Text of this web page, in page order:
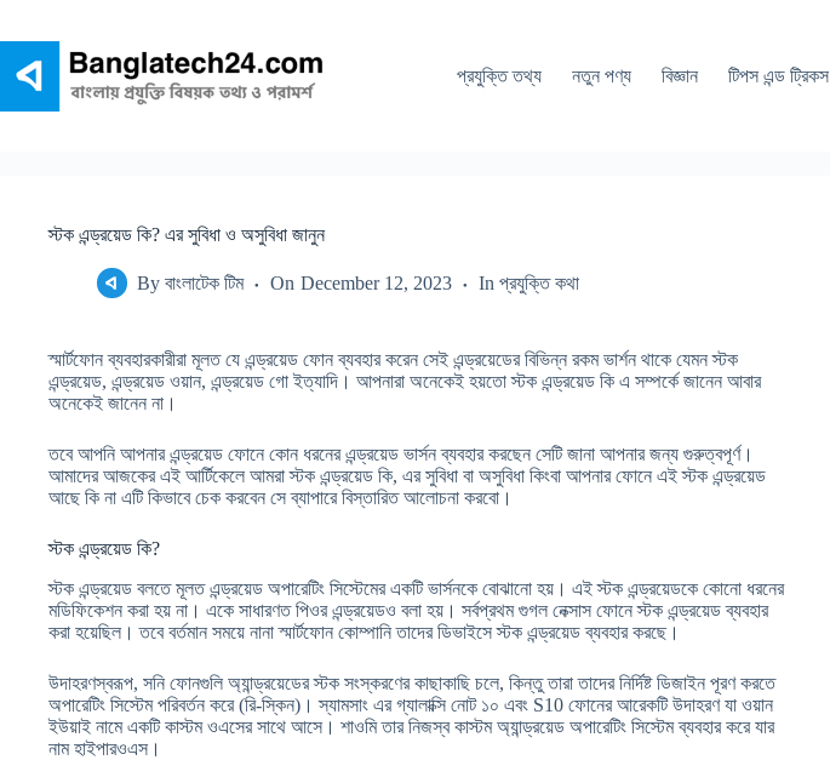
প্রযুক্তি তথ্য
নতুন পণ্য বিজ্ঞান টিপস এন্ড ট্রিকস
স্টক এন্ড্রয়েড কি? এর সুবিধা ও অসুবিধা জানুন
By বাংলাটেক টিম On December 12, 2023 In প্রযুক্তি কথা
স্মার্টফোন ব্যবহারকারীরা মূলত যে এন্ড্রয়েড ফোন ব্যবহার করেন সেই এন্ড্রয়েডের বিভিন্ন রকম ভার্শন থাকে যেমন স্টক
এন্ড্রয়েড, এন্ড্রয়েড ওয়ান, এন্ড্রয়েড গো ইত্যাদি। আপনারা অনেকেই হয়তো স্টক এন্ড্রয়েড কি এ সম্পর্কে জানেন আবার
অনেকেই জানেন না।
তবে আপনি আপনার এন্ড্রয়েড ফোনে কোন ধরনের এন্ড্রয়েড ভার্সন ব্যবহার করছেন সেটি জানা আপনার জন্য গুরুত্বপূর্ণ।
আমাদের আজকের এই আর্টিকেলে আমরা স্টক এন্ড্রয়েড কি, এর সুবিধা বা অসুবিধা কিংবা আপনার ফোনে এই স্টক এন্ড্রয়েড
আছে কি না এটি কিভাবে চেক করবেন সে ব্যাপারে বিস্তারিত আলোচনা করবো।
স্টক এন্ড্রয়েড কি?
স্টক এন্ড্রয়েড বলতে মূলত এন্ড্রয়েড অপারেটিং সিস্টেমের একটি ভার্সনকে বোঝানো হয়। এই স্টক এন্ড্রয়েডকে কোনো ধরনের
মডিফিকেশন করা হয় না। একে সাধারণত পিওর এন্ড্রয়েডও বলা হয়। সর্বপ্রথম গুগল নেক্সাস ফোনে স্টক এন্ড্রয়েড ব্যবহার
করা হয়েছিল। তবে বর্তমান সময়ে নানা স্মার্টফোন কোম্পানি তাদের ডিভাইসে স্টক এন্ড্রয়েড ব্যবহার করছে।
উদাহরণস্বরূপ, সনি ফোনগুলি অ্যান্ড্রয়েডের স্টক সংস্করণের কাছাকাছি চলে, কিন্তু তারা তাদের নির্দিষ্ট ডিজাইন পূরণ করতে
অপারেটিং সিস্টেম পরিবর্তন করে (রি-স্কিন)। স্যামসাং এর গ্যালাক্সি নোট ১০ এবং S10 ফোনের আরেকটি উদাহরণ যা ওয়ান
ইউয়াই নামে একটি কাস্টম ওএসের সাথে আসে। শাওমি তার নিজস্ব কাস্টম অ্যান্ড্রয়েড অপারেটিং সিস্টেম ব্যবহার করে যার
নাম হাইপারওএস।